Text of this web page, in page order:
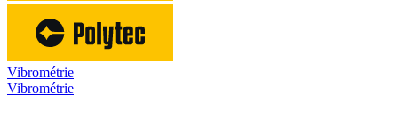
Vibrométrie
Vibrométrie